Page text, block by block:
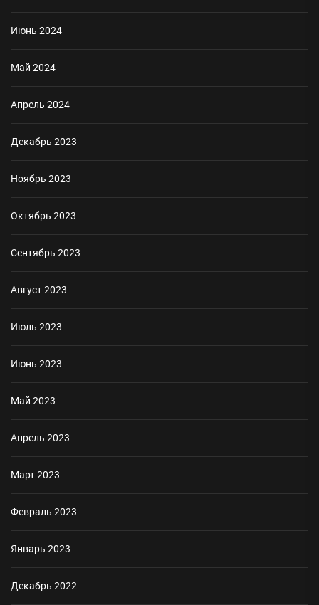
Июнь 2024
Май 2024
Апрель 2024
Декабрь 2023
Ноябрь 2023
Октябрь 2023
Сентябрь 2023
Август 2023
Июль 2023
Июнь 2023
Май 2023
Апрель 2023
Март 2023
Февраль 2023
Январь 2023
Декабрь 2022